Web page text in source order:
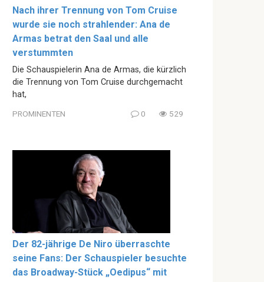
Nach ihrer Trennung von Tom Cruise
wurde sie noch strahlender: Ana de
Armas betrat den Saal und alle
verstummten
Die Schauspielerin Ana de Armas, die kürzlich
die Trennung von Tom Cruise durchgemacht
hat,
PROMINENTEN 0 529
Der 82-jährige De Niro überraschte
seine Fans: Der Schauspieler besuchte
das Broadway-Stück „Oedipus“ mit